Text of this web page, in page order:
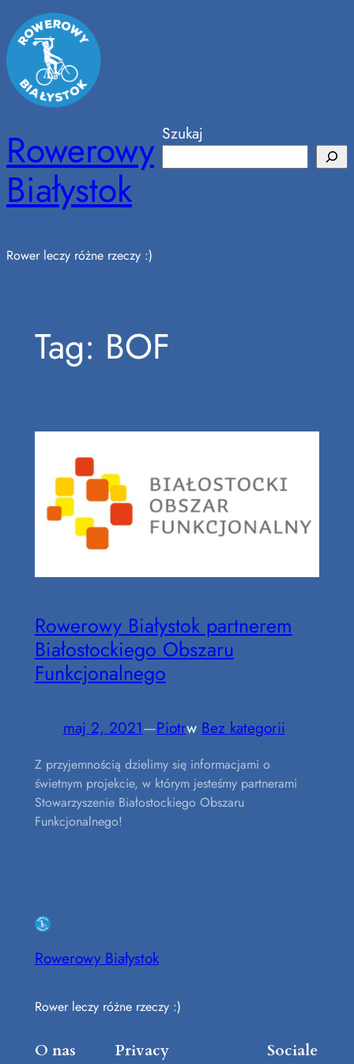
Przejdź
do
treści
Rowerowy
Białystok
Rower leczy różne rzeczy :)
Szukaj
Tag: BOF
Rowerowy Białystok partnerem
Białostockiego Obszaru
Funkcjonalnego
maj 2, 2021—Piotrw Bez kategorii
Z przyjemnością dzielimy się informacjami o
świetnym projekcie, w którym jesteśmy partnerami
Stowarzyszenie Białostockiego Obszaru
Funkcjonalnego!
Rowerowy Białystok
Rower leczy różne rzeczy :)
O nas Privacy Sociale